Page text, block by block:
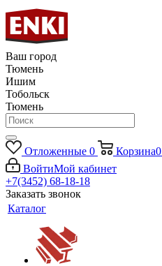
Ваш город
Тюмень
Ишим
Тобольск
Тюмень
Отложенные 0 Корзина0
ВойтиМой кабинет
+7(3452) 68-18-18
Заказать звонок
Каталог